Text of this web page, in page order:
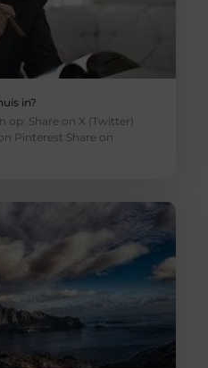
in?
op: Share on X (Twitter)
Pinterest Share on